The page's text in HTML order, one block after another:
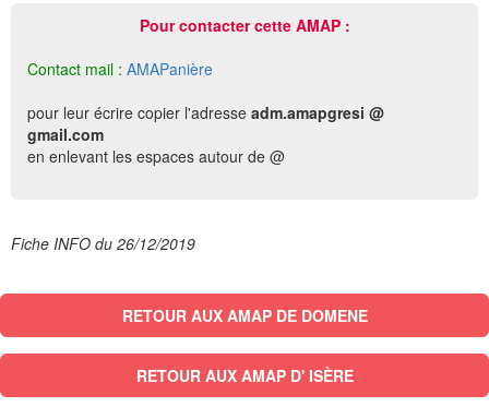
Pour contacter cette AMAP :
Contact mail : AMAPanière
pour leur écrire copier l'adresse adm.amapgresi @
gmail.com
en enlevant les espaces autour de @
Fiche INFO du 26/12/2019
RETOUR AUX AMAP DE DOMENE
RETOUR AUX AMAP D' ISÈRE